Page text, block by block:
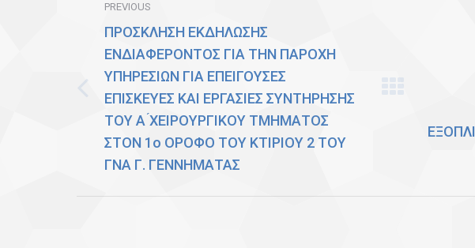
navigation
PREVIOUS
Previous
post:
ΠΡΟΣΚΛΗΣΗ ΕΚΔΗΛΩΣΗΣ
ΕΝΔΙΑΦΕΡΟΝΤΟΣ ΓΙΑ ΤΗΝ ΠΑΡΟΧΗ
ΥΠΗΡΕΣΙΩΝ ΓΙΑ ΕΠΕΙΓΟΥΣΕΣ
ΕΠΙΣΚΕΥΕΣ ΚΑΙ ΕΡΓΑΣΙΕΣ ΣΥΝΤΗΡΗΣΗΣ
ΤΟΥ Α ́ΧΕΙΡΟΥΡΓIΚΟΥ ΤΜΗΜΑΤΟΣ
ΣΤΟΝ 1ο ΟΡΟΦΟ ΤΟΥ ΚΤΙΡΙΟΥ 2 ΤΟΥ
ΓΝΑ Γ. ΓΕΝΝΗΜΑΤΑΣ